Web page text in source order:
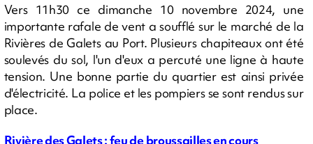
Vers 11h30 ce dimanche 10 novembre 2024, une
importante rafale de vent a soufflé sur le marché de la
Rivières de Galets au Port. Plusieurs chapiteaux ont été
soulevés du sol, l'un d'eux a percuté une ligne à haute
tension. Une bonne partie du quartier est ainsi privée
d'électricité. La police et les pompiers se sont rendus sur
place.
Rivière des Galets : feu de broussailles en cours